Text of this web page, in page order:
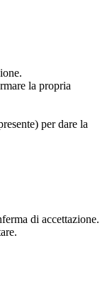
la propria
per dare la
di accettazione.